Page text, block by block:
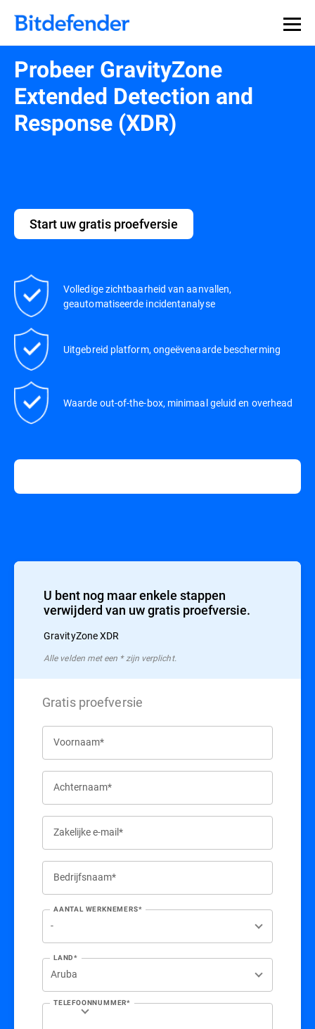
Probeer GravityZone
Extended Detection and
Response (XDR)
Start uw gratis proefversie
Volledige zichtbaarheid van aanvallen,
geautomatiseerde incidentanalyse
Uitgebreid platform, ongeëvenaarde bescherming
Waarde out-of-the-box, minimaal geluid en overhead
U bent nog maar enkele stappen
verwijderd van uw gratis proefversie.
GravityZone XDR
Alle velden met een * zijn verplicht.
Gratis proefversie
Voornaam*
Achternaam*
Zakelijke e-mail*
Bedrijfsnaam*
AANTAL WERKNEMERS*
LAND*
TELEFOONNUMMER*